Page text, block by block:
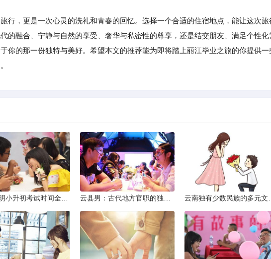
，更是一次心灵的洗礼和青春的回忆。选择一个合适的住宿地点，能让这次旅
的融合、宁静与自然的享受、奢华与私密性的尊享，还是结交朋友、满足个性化
你的那一份独特与美好。希望本文的推荐能为即将踏上丽江毕业之旅的你提供一